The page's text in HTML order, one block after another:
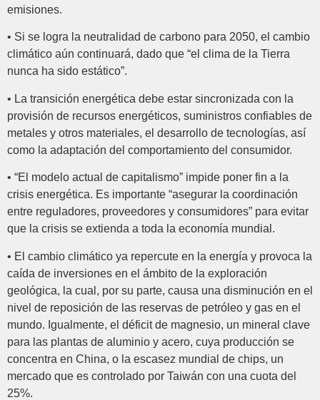
emisiones.
• Si se logra la neutralidad de carbono para 2050, el cambio
climático aún continuará, dado que “el clima de la Tierra
nunca ha sido estático”.
• La transición energética debe estar sincronizada con la
provisión de recursos energéticos, suministros confiables de
metales y otros materiales, el desarrollo de tecnologías, así
como la adaptación del comportamiento del consumidor.
• “El modelo actual de capitalismo” impide poner fin a la
crisis energética. Es importante “asegurar la coordinación
entre reguladores, proveedores y consumidores” para evitar
que la crisis se extienda a toda la economía mundial.
• El cambio climático ya repercute en la energía y provoca la
caída de inversiones en el ámbito de la exploración
geológica, la cual, por su parte, causa una disminución en el
nivel de reposición de las reservas de petróleo y gas en el
mundo. Igualmente, el déficit de magnesio, un mineral clave
para las plantas de aluminio y acero, cuya producción se
concentra en China, o la escasez mundial de chips, un
mercado que es controlado por Taiwán con una cuota del
25%.